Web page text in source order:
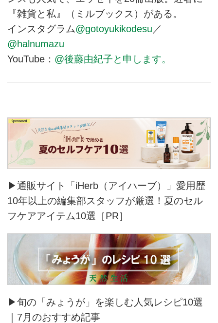
『雑貨と私』（ミルブックス）がある。
インスタグラム@gotoyukikodesu ／
@halnumazu
YouTube： @後藤由紀子と申します。
▶通販サイト「iHerb（アイハーブ）」愛用歴
10年以上の編集部スタッフが厳選！夏のセル
フケアアイテム10選［PR］
▶旬の「みょうが」を楽しむ人気レシピ10選
｜7月のおすすめ記事